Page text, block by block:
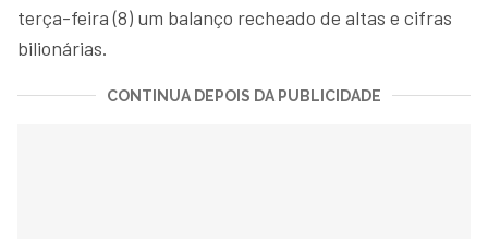
terça-feira (8) um balanço recheado de altas e cifras
bilionárias.
CONTINUA DEPOIS DA PUBLICIDADE